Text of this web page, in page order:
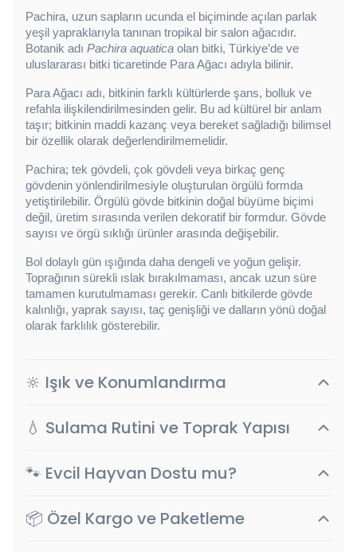
Pachira, uzun sapların ucunda el biçiminde açılan parlak
yeşil yapraklarıyla tanınan tropikal bir salon ağacıdır.
Botanik adı Pachira aquatica olan bitki, Türkiye’de ve
uluslararası bitki ticaretinde Para Ağacı adıyla bilinir.
Para Ağacı adı, bitkinin farklı kültürlerde şans, bolluk ve
refahla ilişkilendirilmesinden gelir. Bu ad kültürel bir anlam
taşır; bitkinin maddi kazanç veya bereket sağladığı bilimsel
bir özellik olarak değerlendirilmemelidir.
Pachira; tek gövdeli, çok gövdeli veya birkaç genç
gövdenin yönlendirilmesiyle oluşturulan örgülü formda
yetiştirilebilir. Örgülü gövde bitkinin doğal büyüme biçimi
değil, üretim sırasında verilen dekoratif bir formdur. Gövde
sayısı ve örgü sıklığı ürünler arasında değişebilir.
Bol dolaylı gün ışığında daha dengeli ve yoğun gelişir.
Toprağının sürekli ıslak bırakılmaması, ancak uzun süre
tamamen kurutulmaması gerekir. Canlı bitkilerde gövde
kalınlığı, yaprak sayısı, taç genişliği ve dalların yönü doğal
olarak farklılık gösterebilir.
🔆 Işık ve Konumlandırma
💧 Sulama Rutini ve Toprak Yapısı
🐾 Evcil Hayvan Dostu mu?
📦 Özel Kargo ve Paketleme